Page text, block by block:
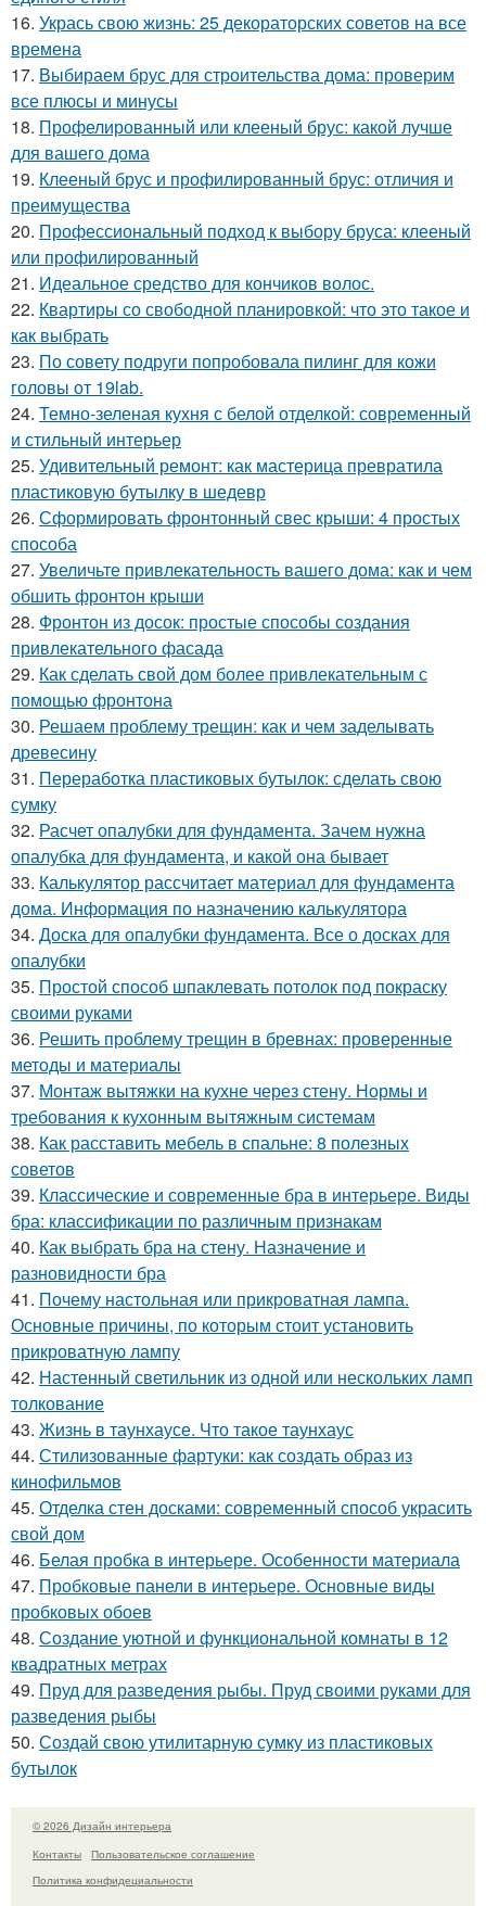
16. Укрась свою жизнь: 25 декораторских советов на все
времена
17. Выбираем брус для строительства дома: проверим
все плюсы и минусы
18. Профелированный или клееный брус: какой лучше
для вашего дома
19. Клееный брус и профилированный брус: отличия и
преимущества
20. Профессиональный подход к выбору бруса: клееный
или профилированный
21. Идеальное средство для кончиков волос.
22. Квартиры со свободной планировкой: что это такое и
как выбрать
23. По совету подруги попробовала пилинг для кожи
головы от 19lab.
24. Темно-зеленая кухня с белой отделкой: современный
и стильный интерьер
25. Удивительный ремонт: как мастерица превратила
пластиковую бутылку в шедевр
26. Сформировать фронтонный свес крыши: 4 простых
способа
27. Увеличьте привлекательность вашего дома: как и чем
обшить фронтон крыши
28. Фронтон из досок: простые способы создания
привлекательного фасада
29. Как сделать свой дом более привлекательным с
помощью фронтона
30. Решаем проблему трещин: как и чем заделывать
древесину
31. Переработка пластиковых бутылок: сделать свою
сумку
32. Расчет опалубки для фундамента. Зачем нужна
опалубка для фундамента, и какой она бывает
33. Калькулятор рассчитает материал для фундамента
дома. Информация по назначению калькулятора
34. Доска для опалубки фундамента. Все о досках для
опалубки
35. Простой способ шпаклевать потолок под покраску
своими руками
36. Решить проблему трещин в бревнах: проверенные
методы и материалы
37. Монтаж вытяжки на кухне через стену. Нормы и
требования к кухонным вытяжным системам
38. Как расставить мебель в спальне: 8 полезных
советов
39. Классические и современные бра в интерьере. Виды
бра: классификации по различным признакам
40. Как выбрать бра на стену. Назначение и
разновидности бра
41. Почему настольная или прикроватная лампа.
Основные причины, по которым стоит установить
прикроватную лампу
42. Настенный светильник из одной или нескольких ламп
толкование
43. Жизнь в таунхаусе. Что такое таунхаус
44. Стилизованные фартуки: как создать образ из
кинофильмов
45. Отделка стен досками: современный способ украсить
свой дом
46. Белая пробка в интерьере. Особенности материала
47. Пробковые панели в интерьере. Основные виды
пробковых обоев
48. Создание уютной и функциональной комнаты в 12
квадратных метрах
49. Пруд для разведения рыбы. Пруд своими руками для
разведения рыбы
50. Создай свою утилитарную сумку из пластиковых
бутылок
© 2026 Дизайн интерьера
Контакты
Пользовательское соглашение
Политика конфидециальности